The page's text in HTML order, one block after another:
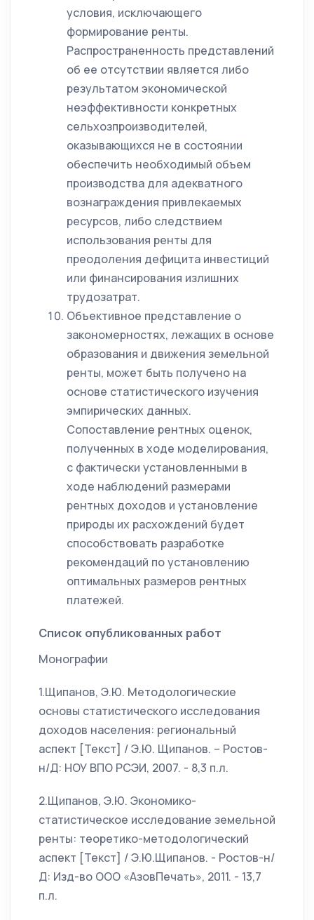
условия, исключающего
формирование ренты.
Распространенность представлений
об ее отсутствии является либо
результатом экономической
неэффективности конкретных
сельхозпроизводителей,
оказывающихся не в состоянии
обеспечить необходимый объем
производства для адекватного
вознаграждения привлекаемых
ресурсов, либо следствием
использования ренты для
преодоления дефицита инвестиций
или финансирования излишних
трудозатрат.
Объективное представление о
закономерностях, лежащих в основе
образования и движения земельной
ренты, может быть получено на
основе статистического изучения
эмпирических данных.
Сопоставление рентных оценок,
полученных в ходе моделирования,
с фактически установленными в
ходе наблюдений размерами
рентных доходов и установление
природы их расхождений будет
способствовать разработке
рекомендаций по установлению
оптимальных размеров рентных
платежей.
Список опубликованных работ
Монографии
1.Щипанов, Э.Ю. Методологические
основы статистического исследования
доходов населения: региональный
аспект [Текст] / Э.Ю. Щипанов. – Ростов-
н/Д: НОУ ВПО РСЭИ, 2007. - 8,3 п.л.
2.Щипанов, Э.Ю. Экономико-
статистическое исследование земельной
ренты: теоретико-методологический
аспект [Текст] / Э.Ю.Щипанов. - Ростов-н/
Д: Изд-во ООО «АзовПечать», 2011. - 13,7
п.л.